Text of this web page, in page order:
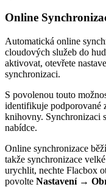
Online
Automatická online
cloudových služeb do
aktivovat, otevřete
synchronizaci.
S povolenou touto
identifikuje podporované
knihovny. Synchronizaci
nabídce.
Online synchronizace
takže synchronizace
urychlit, nechte Flacbox
povolte Nastavení →